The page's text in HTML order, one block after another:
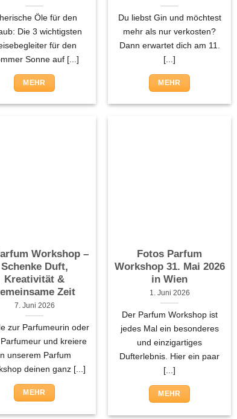
Öle für den
Die 3 wichtigsten
für den
Sonne auf [...]
MEHR
Du liebst Gin und möchtest
mehr als nur verkosten?
Dann erwartet dich am 11.
[...]
MEHR
Workshop –
Schenke Duft,
Kreativität &
Zeit
7. Juni 2026
zur Parfumeurin oder
und kreiere
unserem Parfum
deinen ganz [...]
MEHR
Fotos Parfum
Workshop 31. Mai 2026
in Wien
1. Juni 2026
Der Parfum Workshop ist
jedes Mal ein besonderes
und einzigartiges
Dufterlebnis. Hier ein paar
[...]
MEHR